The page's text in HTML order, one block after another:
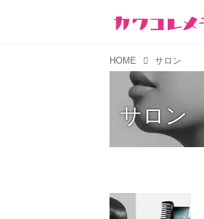
HOME サロン
サロン